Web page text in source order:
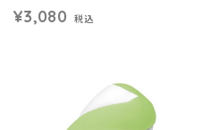
¥3,080 税込